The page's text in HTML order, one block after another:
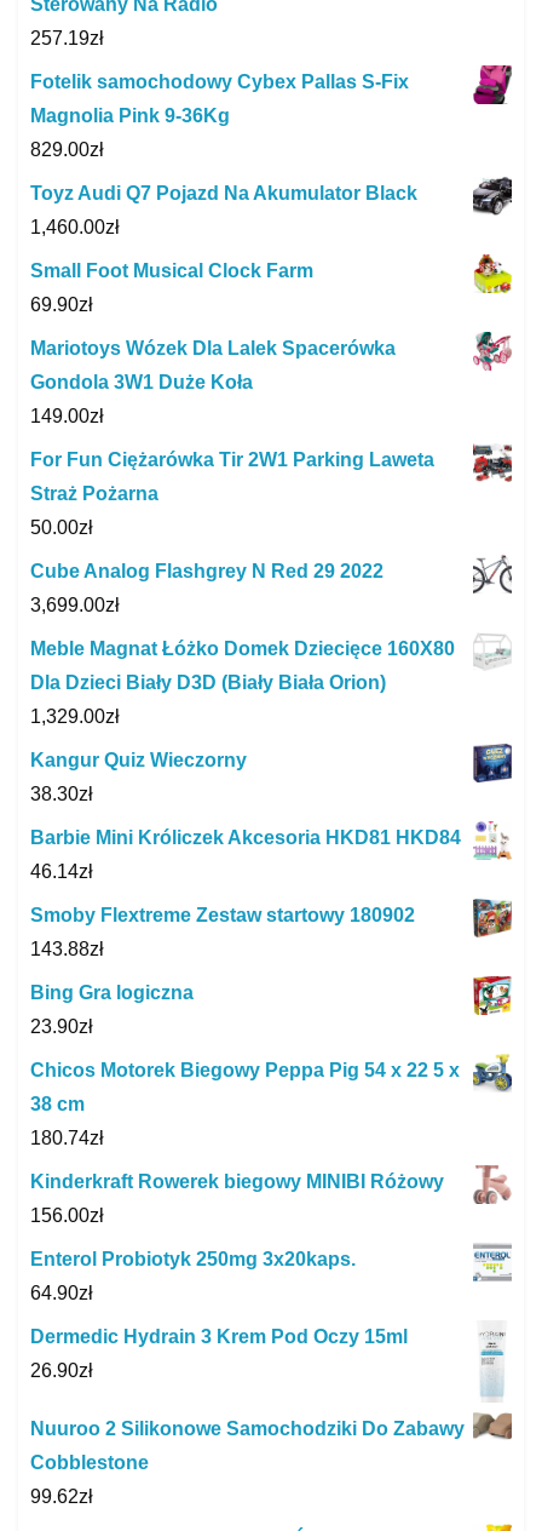
Sterowany Na Radio
257.19zł
Fotelik samochodowy Cybex Pallas S-Fix
Magnolia Pink 9-36Kg
829.00zł
Toyz Audi Q7 Pojazd Na Akumulator Black
1,460.00zł
Small Foot Musical Clock Farm
69.90zł
Mariotoys Wózek Dla Lalek Spacerówka
Gondola 3W1 Duże Koła
149.00zł
For Fun Ciężarówka Tir 2W1 Parking Laweta
Straż Pożarna
50.00zł
Cube Analog Flashgrey N Red 29 2022
3,699.00zł
Meble Magnat Łóżko Domek Dziecięce 160X80
Dla Dzieci Biały D3D (Biały Biała Orion)
1,329.00zł
Kangur Quiz Wieczorny
38.30zł
Barbie Mini Króliczek Akcesoria HKD81 HKD84
46.14zł
Smoby Flextreme Zestaw startowy 180902
143.88zł
Bing Gra logiczna
23.90zł
Chicos Motorek Biegowy Peppa Pig 54 x 22 5 x
38 cm
180.74zł
Kinderkraft Rowerek biegowy MINIBI Różowy
156.00zł
Enterol Probiotyk 250mg 3x20kaps.
64.90zł
Dermedic Hydrain 3 Krem Pod Oczy 15ml
26.90zł
Nuuroo 2 Silikonowe Samochodziki Do Zabawy
Cobblestone
99.62zł